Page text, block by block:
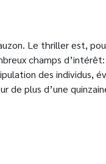
Le thriller est,
champs
des individus,
plus d’une